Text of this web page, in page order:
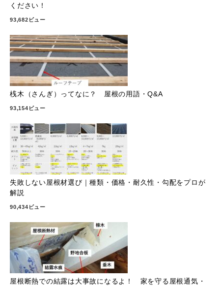
ください！
93,682ビュー
桟木（さんぎ）ってなに？ 屋根の用語・Q&A
93,154ビュー
失敗しない屋根材選び｜種類・価格・耐久性・勾配をプロが
解説
90,434ビュー
屋根断熱での結露は大事故になるよ！ 家を守る屋根通気・